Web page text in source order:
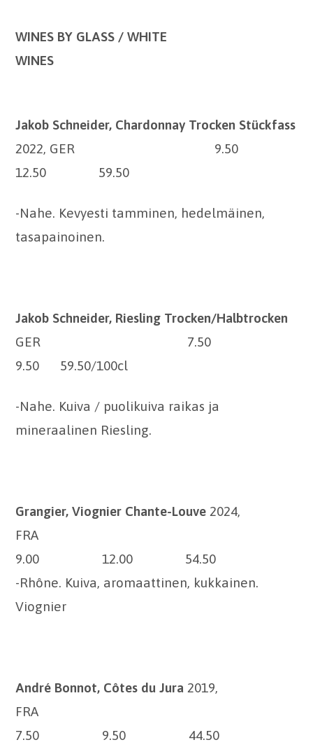
WINES BY GLASS / WHITE
WINES
Jakob Schneider, Chardonnay Trocken Stückfass
2022, GER 9.50
12.50 59.50
-Nahe. Kevyesti tamminen, hedelmäinen,
tasapainoinen.
Jakob Schneider, Riesling Trocken/Halbtrocken
GER 7.50
9.50 59.50/100cl
-Nahe. Kuiva / puolikuiva raikas ja
mineraalinen Riesling.
Grangier, Viognier Chante-Louve 2024,
FRA
9.00 12.00 54.50
-Rhône. Kuiva, aromaattinen, kukkainen.
Viognier
André Bonnot, Côtes du Jura 2019,
FRA
7.50 9.50 44.50